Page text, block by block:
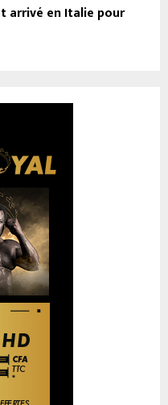
arrivé en Italie pour